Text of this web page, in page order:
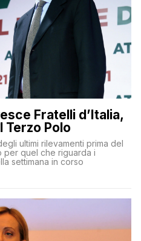
Fratelli d’Italia,
Terzo Polo
ultimi rilevamenti prima del
per quel che riguarda i
settimana in corso